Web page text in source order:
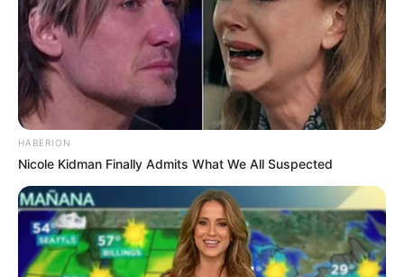
Kau dimana?
Kau dimana?
Hmm-mm
7. Hanin Dhiya – Terlambat Sudah
HABERION
Nicole Kidman Finally Admits What We All Suspected